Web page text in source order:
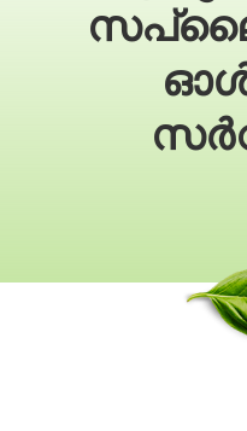
ഓൾ